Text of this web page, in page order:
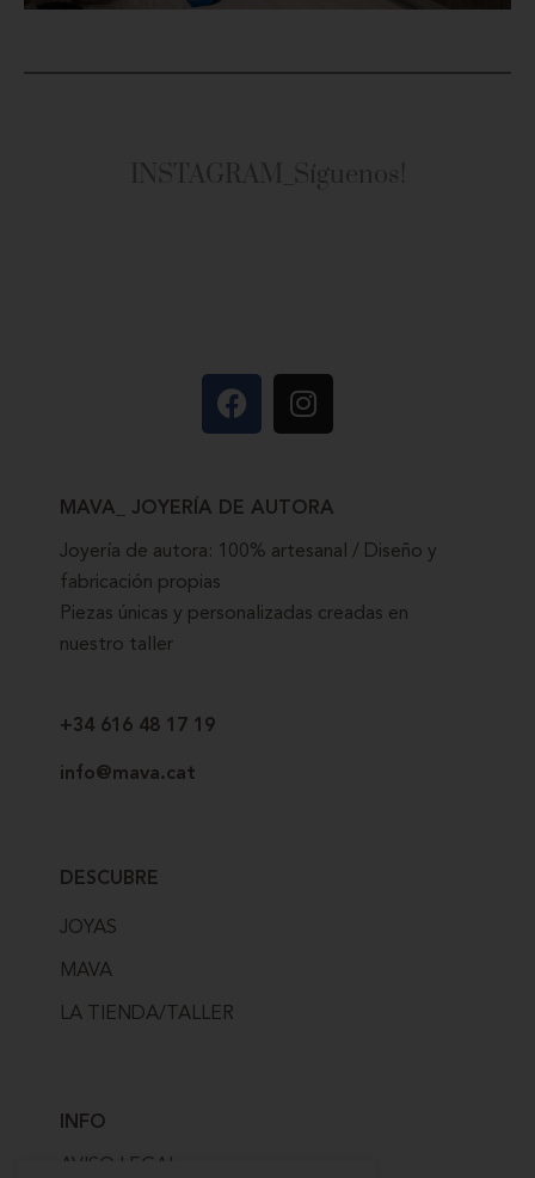
MAVA_ JOYERÍA DE AUTORA
Joyería de autora: 100% artesanal / Diseño y
fabricación propias
Piezas únicas y personalizadas creadas en
nuestro taller
+34 616 48 17 19
info@mava.cat
DESCUBRE
JOYAS
MAVA
LA TIENDA/TALLER
INFO
AVISO LEGAL